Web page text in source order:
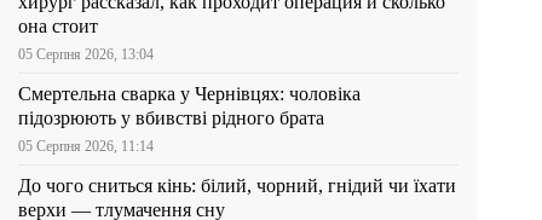
она стоит
05 Серпня 2026, 13:04
Смертельна сварка у Чернівцях: чоловіка
підозрюють у вбивстві рідного брата
05 Серпня 2026, 11:14
До чого сниться кінь: білий, чорний, гнідий чи їхати
верхи — тлумачення сну